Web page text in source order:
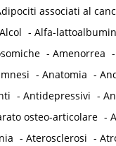
associati al
Alcol - Alfa-
- Amenorrea -
- Anatomia -
- Antidepressivi -
osteo-articolare -
- Aterosclerosi -